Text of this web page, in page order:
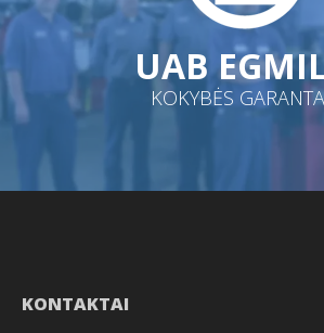
UAB
KOKYBĖS
KONTAKTAI